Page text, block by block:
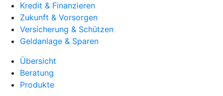
Kredit & Finanzieren
Zukunft & Vorsorgen
Versicherung & Schützen
Geldanlage & Sparen
Übersicht
Beratung
Produkte